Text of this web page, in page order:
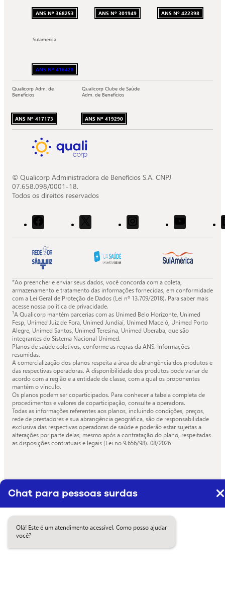
ANS Nº 368253 ANS Nº 301949 ANS Nº 422398
Sulamerica
ANS Nº 416428
Qualicorp Adm. de
Benefícios
ANS Nº 417173
Qualicorp Clube de Saúde
Adm. de Benefícios
ANS Nº 419290
© Qualicorp Administradora de Benefícios S.A. CNPJ
07.658.098/0001-18.
Todos os direitos reservados
Acessar
o
Facebook
da
Quali.
Acessar
o
X
Quali.
Acessar
o
Instagram
Acessar
o
Youtube
Quali.
*Ao preencher e enviar seus dados, você concorda com a coleta,
armazenamento e tratamento das informações fornecidas, em conformidade
com a Lei Geral de Proteção de Dados (Lei nº 13.709/2018). Para saber mais
acesse nossa política de privacidade.
¹A Qualicorp mantém parcerias com as Unimed Belo Horizonte, Unimed
Fesp, Unimed Juiz de Fora, Unimed Jundiaí, Unimed Maceió, Unimed Porto
Alegre, Unimed Santos, Unimed Teresina, Unimed Uberaba, que são
integrantes do Sistema Nacional Unimed.
Planos de saúde coletivos, conforme as regras da ANS. Informações
resumidas.
A comercialização dos planos respeita a área de abrangência dos produtos e
das respectivas operadoras. A disponibilidade dos produtos pode variar de
acordo com a região e a entidade de classe, com a qual os proponentes
mantêm o vínculo.
Os planos podem ser coparticipados. Para conhecer a tabela completa de
procedimentos e valores de coparticipação, consulte a operadora.
Todas as informações referentes aos planos, incluindo condições, preços,
rede de prestadores e sua abrangência geográfica, são de responsabilidade
exclusiva das respectivas operadoras de saúde e poderão estar sujeitas a
alterações por parte delas, mesmo após a contratação do plano, respeitadas
as disposições contratuais e legais (Lei no 9.656/98). 08/2026
Chat para pessoas surdas
Olá! Este é um atendimento acessível. Como posso ajudar
você?